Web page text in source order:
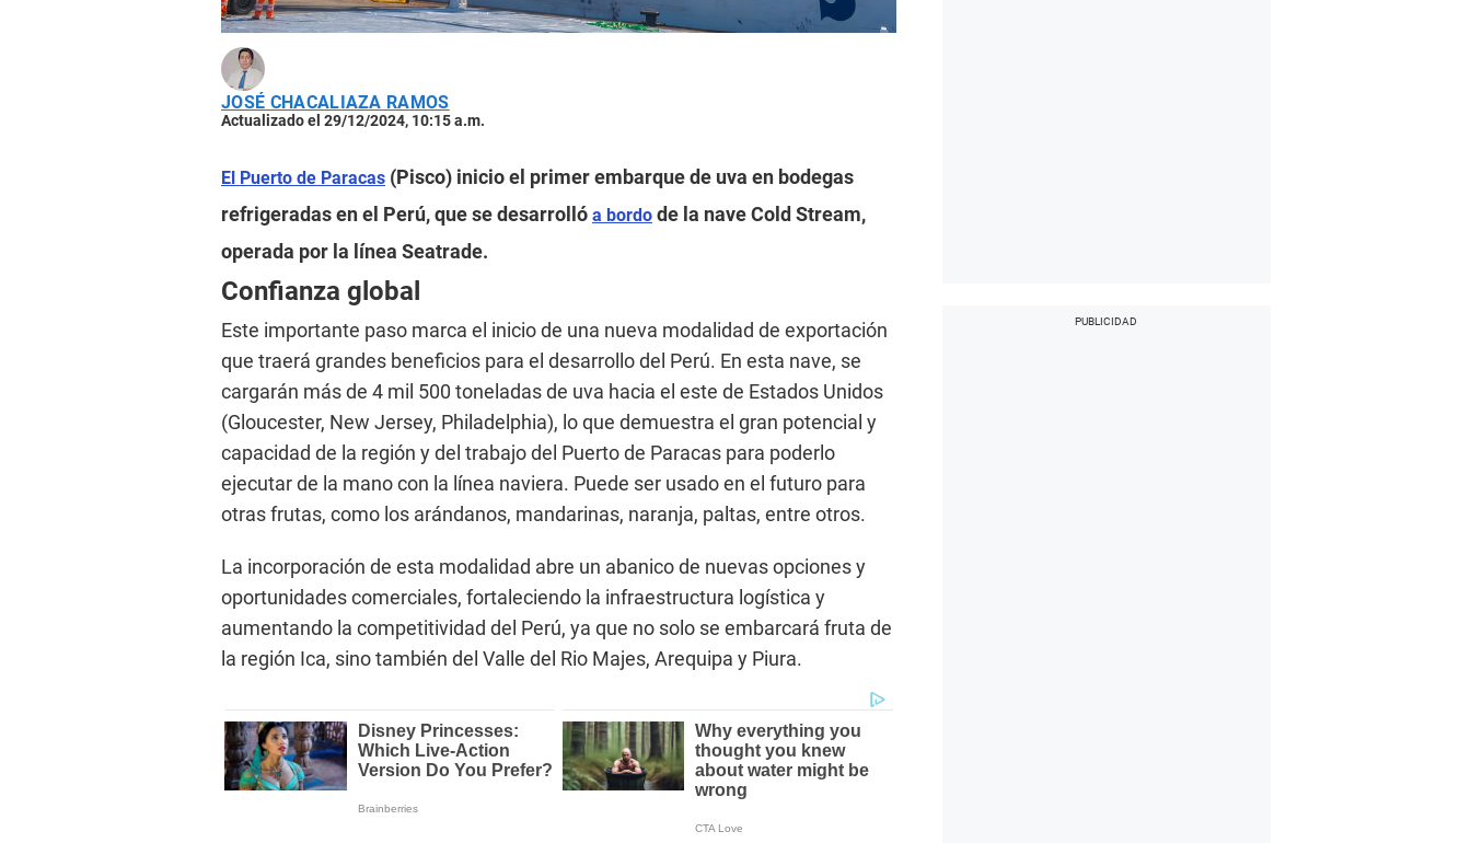
JOSÉ CHACALIAZA RAMOS
Actualizado el 29/12/2024, 10:15 a.m.
El Puerto de Paracas (Pisco) inicio el primer embarque de uva en bodegas
refrigeradas en el Perú, que se desarrolló a bordo de la nave Cold Stream,
operada por la línea Seatrade.
Confianza global
Este importante paso marca el inicio de una nueva modalidad de exportación
que traerá grandes beneficios para el desarrollo del Perú. En esta nave, se
cargarán más de 4 mil 500 toneladas de uva hacia el este de Estados Unidos
(Gloucester, New Jersey, Philadelphia), lo que demuestra el gran potencial y
capacidad de la región y del trabajo del Puerto de Paracas para poderlo
ejecutar de la mano con la línea naviera. Puede ser usado en el futuro para
otras frutas, como los arándanos, mandarinas, naranja, paltas, entre otros.
La incorporación de esta modalidad abre un abanico de nuevas opciones y
oportunidades comerciales, fortaleciendo la infraestructura logística y
aumentando la competitividad del Perú, ya que no solo se embarcará fruta de
la región Ica, sino también del Valle del Rio Majes, Arequipa y Piura.